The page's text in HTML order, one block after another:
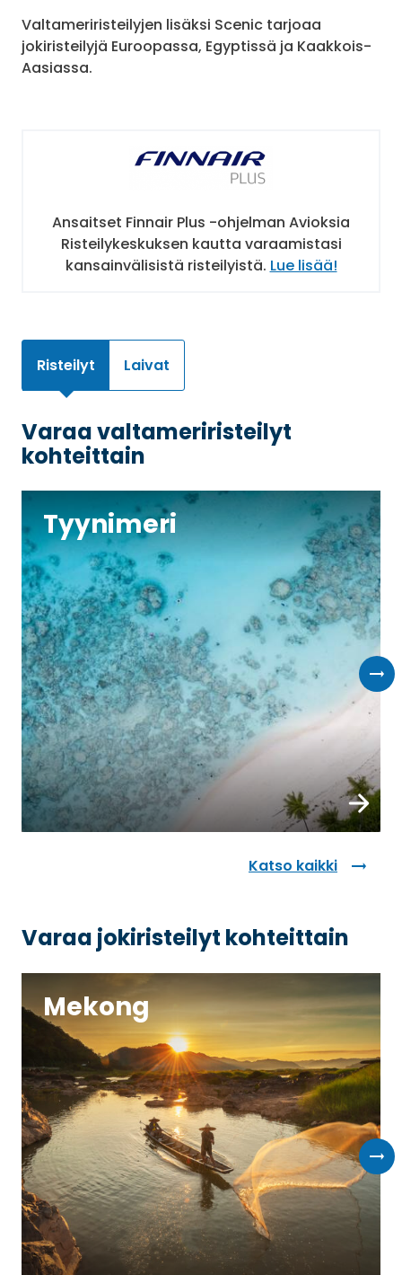
Valtameriristeilyjen lisäksi Scenic tarjoaa
jokiristeilyjä Euroopassa, Egyptissä ja Kaakkois-
Aasiassa.
Ansaitset Finnair Plus -ohjelman Avioksia
Risteilykeskuksen kautta varaamistasi
kansainvälisistä risteilyistä. Lue lisää!
Risteilyt Laivat
Varaa valtameriristeilyt
kohteittain
Tyynimeri
Varaa
Katso kaikki
Varaa jokiristeilyt kohteittain
Mekong